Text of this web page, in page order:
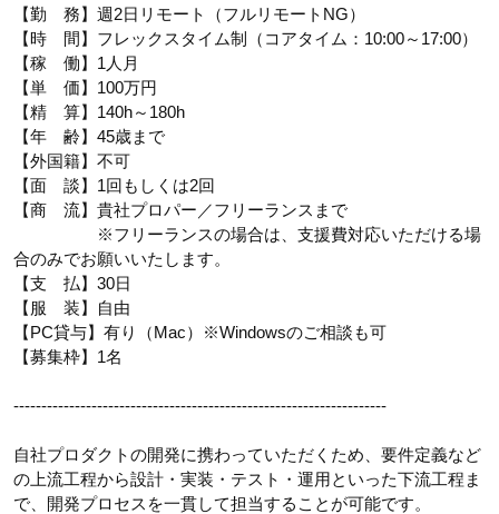
【勤 務】週2日リモート（フルリモートNG）
【時 間】フレックスタイム制（コアタイム：10:00～17:00）
【稼 働】1人月
【単 価】100万円
【精 算】140h～180h
【年 齢】45歳まで
【外国籍】不可
【面 談】1回もしくは2回
【商 流】貴社プロパー／フリーランスまで
※フリーランスの場合は、支援費対応いただける場
合のみでお願いいたします。
【支 払】30日
【服 装】自由
【PC貸与】有り（Mac）※Windowsのご相談も可
【募集枠】1名
-------------------------------------------------------------------
自社プロダクトの開発に携わっていただくため、要件定義など
の上流工程から設計・実装・テスト・運用といった下流工程ま
で、開発プロセスを一貫して担当することが可能です。